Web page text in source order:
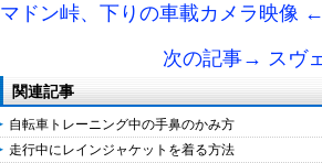
マドン峠、下りの車載カメラ映像
次の記事→ スヴ
関連記事
自転車トレーニング中の手鼻のかみ方
走行中にレインジャケットを着る方法